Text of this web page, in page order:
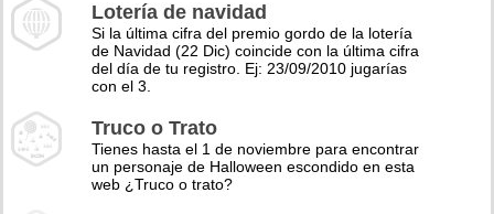
Lotería de navidad
Si la última cifra del premio gordo de la lotería
de Navidad (22 Dic) coincide con la última cifra
del día de tu registro. Ej: 23/09/2010 jugarías
con el 3.
Truco o Trato
Tienes hasta el 1 de noviembre para encontrar
un personaje de Halloween escondido en esta
web ¿Truco o trato?